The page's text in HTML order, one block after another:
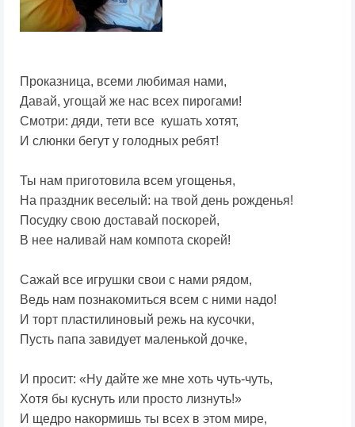
Проказница, всеми любимая нами,
Давай, угощай же нас всех пирогами!
Смотри: дяди, тети все кушать хотят,
И слюнки бегут у голодных ребят!
Ты нам приготовила всем угощенья,
На праздник веселый: на твой день рожденья!
Посудку свою доставай поскорей,
В нее наливай нам компота скорей!
Сажай все игрушки свои с нами рядом,
Ведь нам познакомиться всем с ними надо!
И торт пластилиновый режь на кусочки,
Пусть папа завидует маленькой дочке,
И просит: «Ну дайте же мне хоть чуть-чуть,
Хотя бы куснуть или просто лизнуть!»
И щедро накормишь ты всех в этом мире,